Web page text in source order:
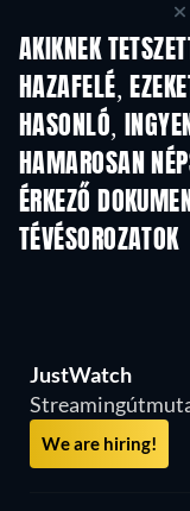
AKIKNEK
HAZAFELÉ,
TV
HASONLÓ, TV
HAMAROSAN TV
ÉRKEZŐ
TÉVÉSOROZATOK
Évad 1
JustWatch
We are hiring!